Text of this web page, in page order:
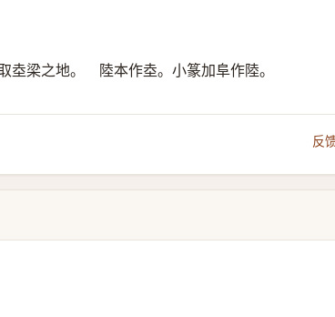
坴梁之地。 陸本作坴。小篆加阜作陸。
反